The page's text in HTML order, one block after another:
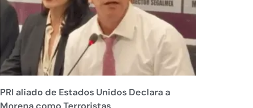
PRI aliado de Estados Unidos Declara a